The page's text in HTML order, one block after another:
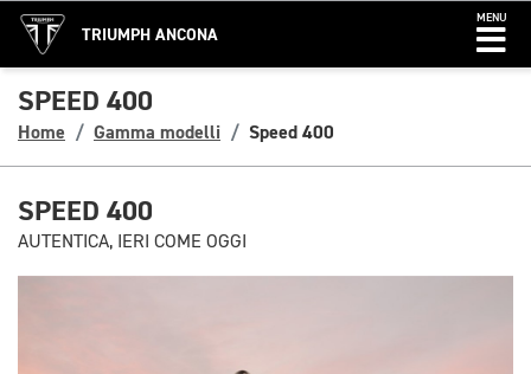
TRIUMPH ANCONA
MENU
SPEED 400
Home Gamma modelli Speed 400
SPEED 400
AUTENTICA, IERI COME OGGI